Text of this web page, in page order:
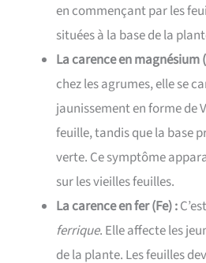
en commençant par les
situées à la base de la
La carence en magnésium
chez les agrumes, elle se
jaunissement en forme de
feuille, tandis que la base
verte. Ce symptôme
sur les vieilles feuilles.
La carence en fer (Fe) :
ferrique. Elle affecte les
de la plante. Les feuilles